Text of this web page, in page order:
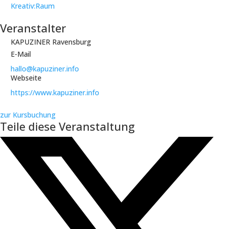
Kreativ:Raum
Veranstalter
KAPUZINER Ravensburg
E-Mail
hallo@kapuziner.info
Webseite
https://www.kapuziner.info
zur Kursbuchung
Teile diese Veranstaltung